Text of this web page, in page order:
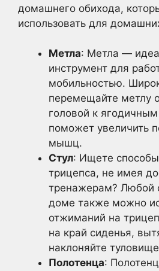
домашнего обихода,
использовать для
Метла: Метла —
инструмент для
мобильностью.
перемещайте метлу
головой к
поможет увеличить
мышц.
Стул: Ищете способы
трицепса, не имея
тренажерам? Любой
доме также можно
отжиманий на
на край сиденья,
наклоняйте
Полотенца: